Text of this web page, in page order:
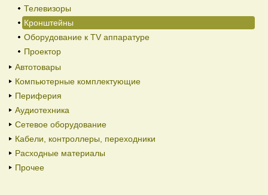
Телевизоры
Кронштейны
Оборудование к TV аппаратуре
Проектор
Автотовары
Компьютерные комплектующие
Периферия
Аудиотехника
Сетевое оборудование
Кабели, контроллеры, переходники
Расходные материалы
Прочее